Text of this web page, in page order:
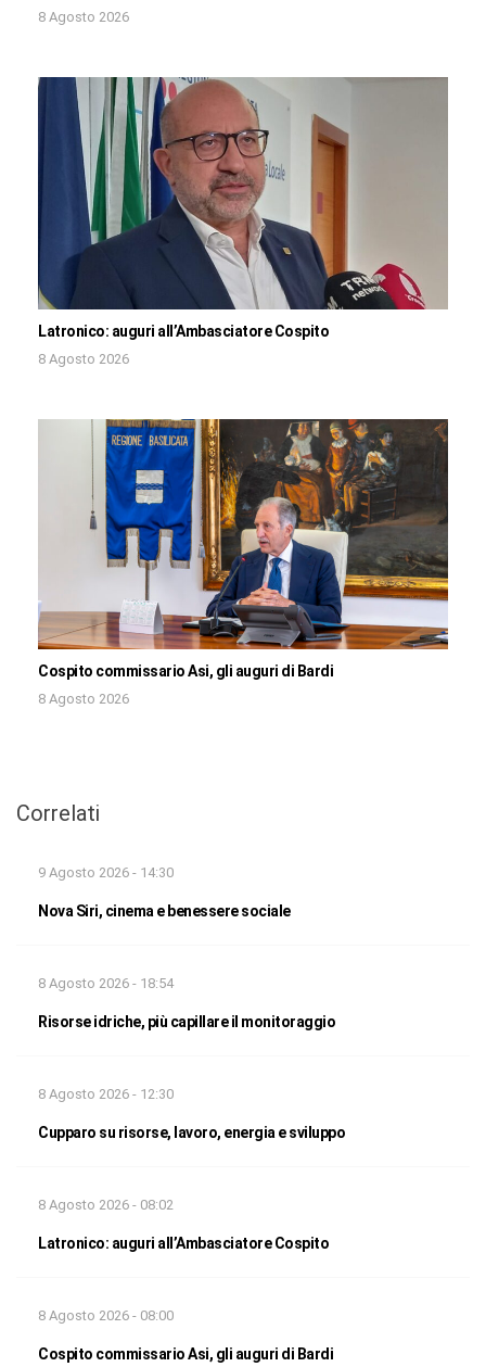
8 Agosto 2026
Latronico: auguri all’Ambasciatore Cospito
8 Agosto 2026
Cospito commissario Asi, gli auguri di Bardi
8 Agosto 2026
Correlati
9 Agosto 2026 - 14:30
Nova Siri, cinema e benessere sociale
8 Agosto 2026 - 18:54
Risorse idriche, più capillare il monitoraggio
8 Agosto 2026 - 12:30
Cupparo su risorse, lavoro, energia e sviluppo
8 Agosto 2026 - 08:02
Latronico: auguri all’Ambasciatore Cospito
8 Agosto 2026 - 08:00
Cospito commissario Asi, gli auguri di Bardi